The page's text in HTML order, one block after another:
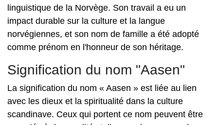
linguistique de la Norvège. Son travail a eu un
impact durable sur la culture et la langue
norvégiennes, et son nom de famille a été adopté
comme prénom en l'honneur de son héritage.
Signification du nom "Aasen"
La signification du nom « Aasen » est liée au lien
avec les dieux et la spiritualité dans la culture
scandinave. Ceux qui portent ce nom peuvent être